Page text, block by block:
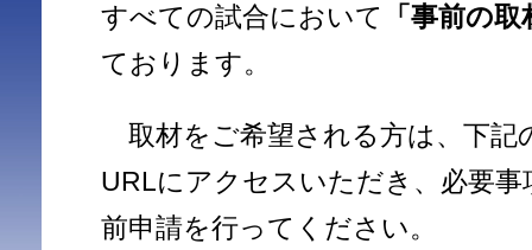
すべての試合において
「事前の
ております。
取材をご希望される方は、下記
URLにアクセスいただき、必要
前申請を行ってください。